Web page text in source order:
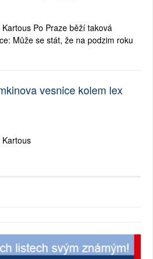
Po Praze běží taková
Může se stát, že na podzim roku
vesnice kolem lex